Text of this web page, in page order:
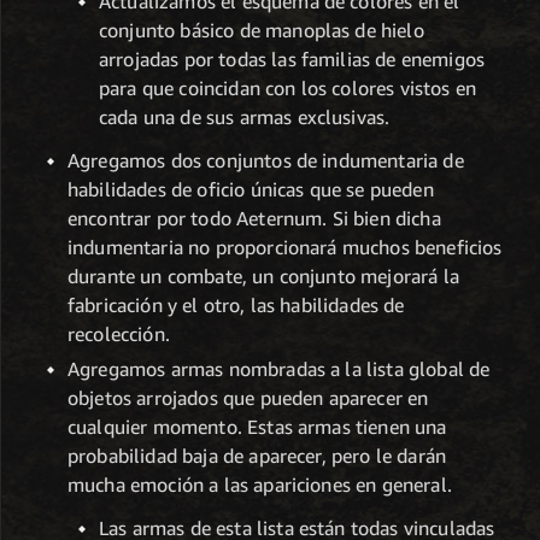
conjunto básico de manoplas de hielo
arrojadas por todas las familias de enemigos
para que coincidan con los colores vistos en
cada una de sus armas exclusivas.
Agregamos dos conjuntos de indumentaria de
habilidades de oficio únicas que se pueden
encontrar por todo Aeternum. Si bien dicha
indumentaria no proporcionará muchos beneficios
durante un combate, un conjunto mejorará la
fabricación y el otro, las habilidades de
recolección.
Agregamos armas nombradas a la lista global de
objetos arrojados que pueden aparecer en
cualquier momento. Estas armas tienen una
probabilidad baja de aparecer, pero le darán
mucha emoción a las apariciones en general.
Las armas de esta lista están todas vinculadas